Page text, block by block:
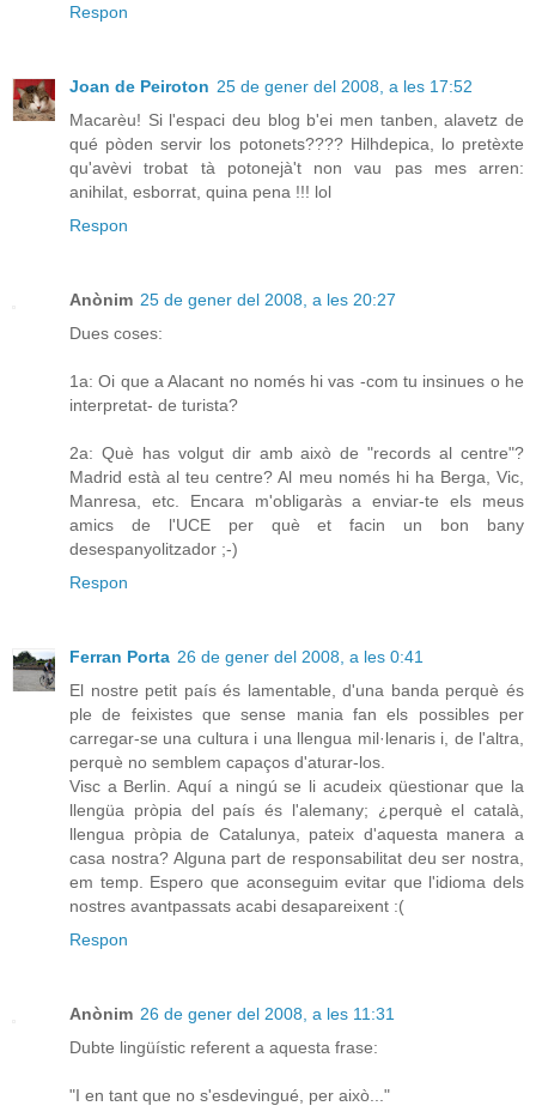
Respon
Joan de Peiroton 25 de gener del 2008, a les 17:52
Macarèu! Si l'espaci deu blog b'ei men tanben, alavetz de
qué pòden servir los potonets???? Hilhdepica, lo pretèxte
qu'avèvi trobat tà potonejà't non vau pas mes arren:
anihilat, esborrat, quina pena !!! lol
Respon
Anònim 25 de gener del 2008, a les 20:27
Dues coses:
1a: Oi que a Alacant no només hi vas -com tu insinues o he
interpretat- de turista?
2a: Què has volgut dir amb això de "records al centre"?
Madrid està al teu centre? Al meu només hi ha Berga, Vic,
Manresa, etc. Encara m'obligaràs a enviar-te els meus
amics de l'UCE per què et facin un bon bany
desespanyolitzador ;-)
Respon
Ferran Porta 26 de gener del 2008, a les 0:41
El nostre petit país és lamentable, d'una banda perquè és
ple de feixistes que sense mania fan els possibles per
carregar-se una cultura i una llengua mil·lenaris i, de l'altra,
perquè no semblem capaços d'aturar-los.
Visc a Berlin. Aquí a ningú se li acudeix qüestionar que la
llengüa pròpia del país és l'alemany; ¿perquè el català,
llengua pròpia de Catalunya, pateix d'aquesta manera a
casa nostra? Alguna part de responsabilitat deu ser nostra,
em temp. Espero que aconseguim evitar que l'idioma dels
nostres avantpassats acabi desapareixent :(
Respon
Anònim 26 de gener del 2008, a les 11:31
Dubte lingüístic referent a aquesta frase:
"I en tant que no s'esdevingué, per això..."